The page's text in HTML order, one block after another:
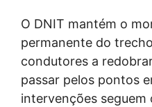
O DNIT mantém o
permanente do
condutores a
passar pelos pontos
intervenções